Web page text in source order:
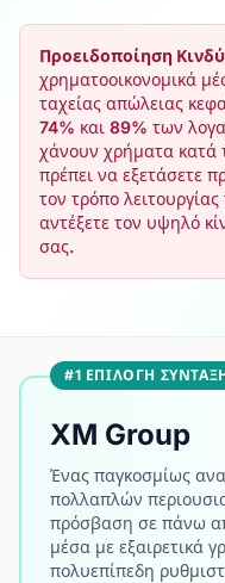
Προειδοποίηση
χρηματοοικονομικά
ταχείας απώλειας
74% και 89% των
χάνουν χρήματα κατά
πρέπει να εξετάσετε
τον τρόπο
αντέξετε τον υψηλό
σας.
#1 ΕΠΙΛΟΓΉ
XM Group
Ένας παγκοσμίως
πολλαπλών
πρόσβαση σε πάνω
μέσα με εξαιρετικά
πολυεπίπεδη